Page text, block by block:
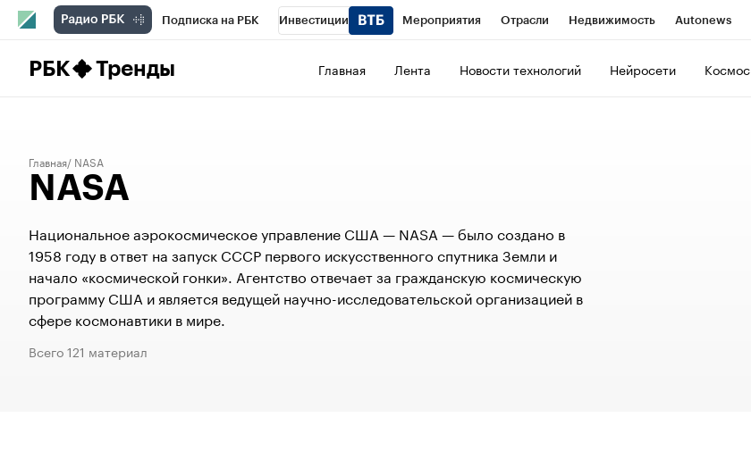
Подписка на РБК Инвестиции Мероприятия Отрасли Недвижимость Autonews
РБК Тренды Главная Лента Новости технологий Нейросети Космос
Главная NASA
NASA
Национальное аэрокосмическое управление США — NASA — было создано в
1958 году в ответ на запуск СССР первого искусственного спутника Земли и
начало «космической гонки». Агентство отвечает за гражданскую космическую
программу США и является ведущей научно-исследовательской организацией в
сфере космонавтики в мире.
Всего 121 материал